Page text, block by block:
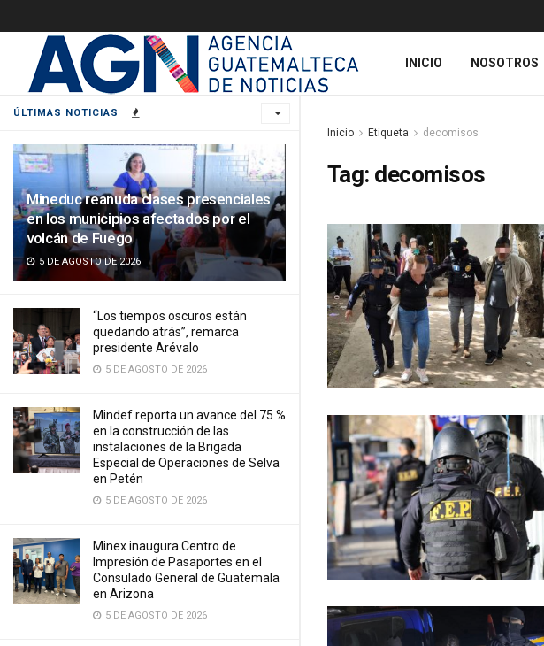
ÚLTIMAS NOTICIAS
Mineduc reanuda clases presenciales
en los municipios afectados por el
volcán de Fuego
5 DE AGOSTO DE 2026
“Los tiempos oscuros están
quedando atrás”, remarca
presidente Arévalo
5 DE AGOSTO DE 2026
Mindef reporta un avance del 75 %
en la construcción de las
instalaciones de la Brigada
Especial de Operaciones de Selva
en Petén
5 DE AGOSTO DE 2026
Minex inaugura Centro de
Impresión de Pasaportes en el
Consulado General de Guatemala
en Arizona
5 DE AGOSTO DE 2026
INICIO NOSOTROS
Inicio Etiqueta decomisos
Tag: decomisos